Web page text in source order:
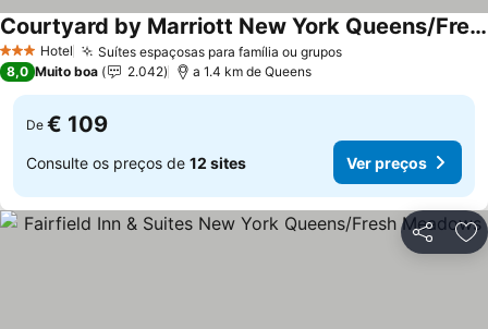
3 EstrelasHotel Suítes espaçosas para família ou gruposVer preços
Courtyard by Marriott New York Queens/Fresh Meadows
Ver preços
8,0 Muito boa 2.042 a 1.4 km de Queens
De € 109
Consulte os preços de 12 sites Ver preços
Partilhar